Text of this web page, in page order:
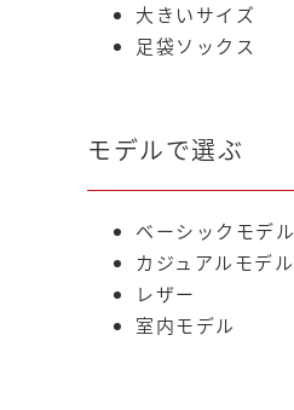
大きいサイズ
足袋ソックス
モデルで選ぶ
ベーシックモデル
カジュアルモデル
レザー
室内モデル